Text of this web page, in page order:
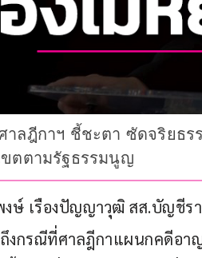
าลฎีกาฯ ชี้ชะตา ซัดจริยธ
ขตตามรัฐธรรมนูญ
งษ์ เรืองปัญญาวุฒิ สส.บัญชี
กรณีที่ศาลฎีกาแผนกคดีอาญ